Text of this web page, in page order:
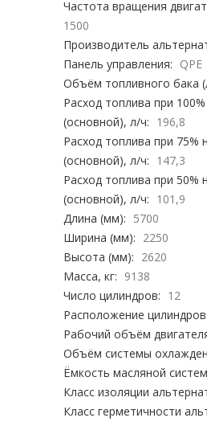
Частота вращения
1500
Производитель
Панель управления: QPE
Объём топливного бака
Расход топлива при 100%
(основной), л/ч: 196,8
Расход топлива при 75%
(основной), л/ч: 147,3
Расход топлива при 50%
(основной), л/ч: 101,9
Длина (мм): 5700
Ширина (мм): 2250
Высота (мм): 2620
Масса, кг: 9138
Число цилиндров: 12
Расположение цилиндров:
Рабочий объём
Объём системы
Ёмкость масляной
Класс изоляции
Класс герметичности